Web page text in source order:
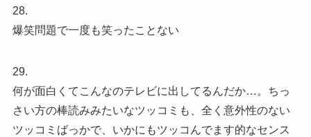
28.
爆笑問題で一度も笑ったことない
29.
何が面白くてこんなのテレビに出してるんだか…。ちっ
さい方の棒読みみたいなツッコミも、全く意外性のない
ツッコミばっかで、いかにもツッコんでます的なセンス